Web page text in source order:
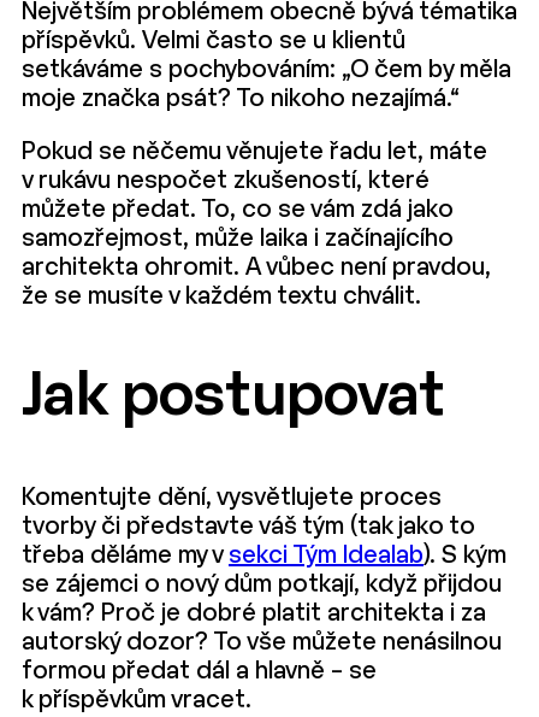
Největším problémem obecně bývá tématika
příspěvků. Velmi často se u klientů
setkáváme s pochybováním: „O čem by měla
moje značka psát? To nikoho nezajímá.“
Pokud se něčemu věnujete řadu let, máte
v rukávu nespočet zkušeností, které
můžete předat. To, co se vám zdá jako
samozřejmost, může laika i začínajícího
architekta ohromit. A vůbec není pravdou,
že se musíte v každém textu chválit.
Jak postupovat
Komentujte dění, vysvětlujete proces
tvorby či představte váš tým (tak jako to
třeba děláme my v sekci Tým Idealab). S kým
se zájemci o nový dům potkají, když přijdou
k vám? Proč je dobré platit architekta i za
autorský dozor? To vše můžete nenásilnou
formou předat dál a hlavně – se
k příspěvkům vracet.